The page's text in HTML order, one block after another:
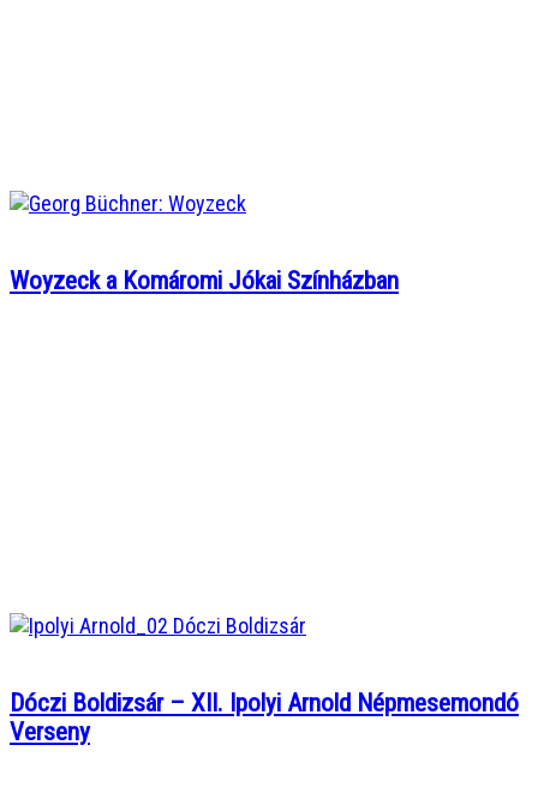
Woyzeck a Komáromi Jókai Színházban
Dóczi Boldizsár – XII. Ipolyi Arnold Népmesemondó
Verseny